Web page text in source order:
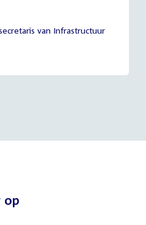
van Infrastructuur
op